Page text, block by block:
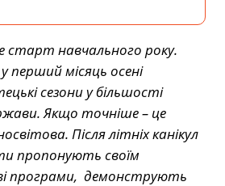
старт навчального року.
перший місяць осені
сезони у більшості
Якщо точніше – це
Після літніх канікул
пропонують своїм
програми, демонструють